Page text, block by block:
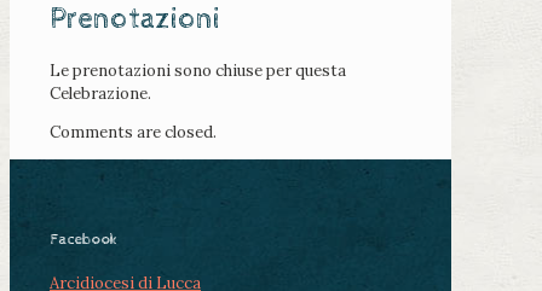
Prenotazioni
Le prenotazioni sono chiuse per questa
Celebrazione.
Comments are closed.
Facebook
Arcidiocesi di Lucca